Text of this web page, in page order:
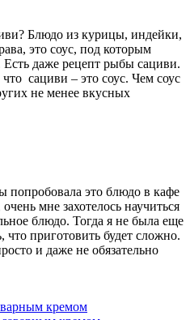
Блюдо из курицы, индейки,
это соус, под которым
даже рецепт рыбы сациви.
сациви – это соус. Чем соус
не менее вкусных
попробовала это блюдо в кафе
мне захотелось научиться
блюдо. Тогда я не была еще
что приготовить будет сложно.
и даже не обязательно
кремом